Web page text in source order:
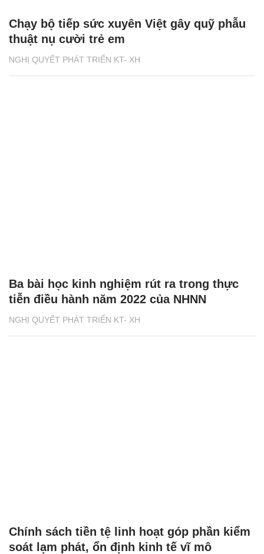
NGHỊ QUYẾT PHÁT TRIỂN KT- XH
Chạy bộ tiếp sức xuyên Việt gây quỹ phẫu
thuật nụ cười trẻ em
NGHỊ QUYẾT PHÁT TRIỂN KT- XH
Ba bài học kinh nghiệm rút ra trong thực
tiễn điều hành năm 2022 của NHNN
Chính sách tiền tệ linh hoạt góp phần kiểm
soát lạm phát, ổn định kinh tế vĩ mô